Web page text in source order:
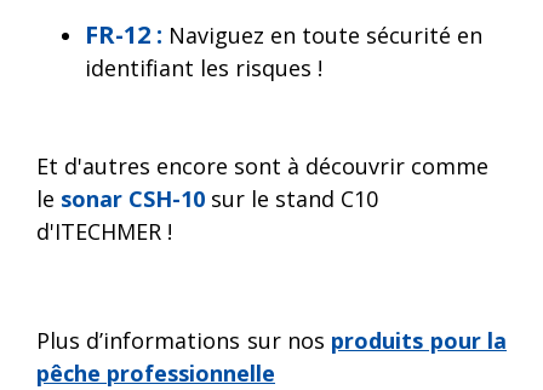
FR-12 : Naviguez en toute sécurité en
identifiant les risques !
Et d'autres encore sont à découvrir comme
le sonar CSH-10 sur le stand C10
d'ITECHMER !
Plus d’informations sur nos produits pour la
pêche professionnelle